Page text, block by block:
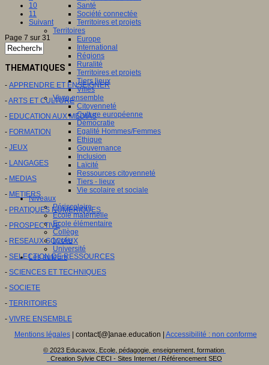
Santé
Société connectée
Territoires et projets
Territoires
Europe
International
Régions
Ruralité
Territoires et projets
Tiers lieux
Villes
Vivre ensemble
Citoyenneté
Culture européenne
Démocratie
Egalité Hommes/Femmes
Ethique
Gouvernance
Inclusion
Laïcité
Ressources citoyenneté
Tiers - lieux
Vie scolaire et sociale
Niveaux
Périscolaire
Ecole maternelle
Ecole élémentaire
Collège
Lycée
Université
Les auteurs
10
11
Suivant
Page 7 sur 31
THEMATIQUES
- APPRENDRE ET ENSEIGNER
-ARTS ET CULTURE
- EDUCATION AUX MEDIAS
- FORMATION
- JEUX
- LANGAGES
- MEDIAS
- METIERS
- PRATIQUES NUMERIQUES
- PROSPECTIVE
- RESEAUX SOCIAUX
- SELECTION DE RESSOURCES
- SCIENCES ET TECHNIQUES
- SOCIETE
- TERRITOIRES
- VIVRE ENSEMBLE
Mentions légales| contact[@]anae.education | Accessibilité : non conforme
© 2023 Educavox, Ecole, pédagogie, enseignement, formation
Creation Sylvie CECI - Sites Internet / Référencement SEO